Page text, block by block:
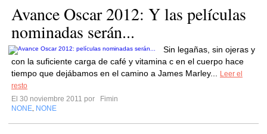
Avance Oscar 2012: Y las películas
nominadas serán...
Sin legañas, sin ojeras y
con la suficiente carga de café y vitamina c en el cuerpo hace
tiempo que dejábamos en el camino a James Marley...
Leer el
resto
El 30 noviembre 2011 por
Fimin
NONE NONE